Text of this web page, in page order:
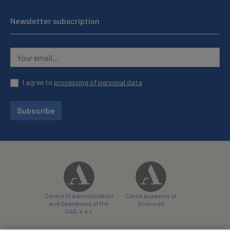
Newsletter subscription
I agree to processing of personal data
Subscribe
Centre of Administration
and Operations of the
CAS, v. v. i.
Czech Academy of
Sciences